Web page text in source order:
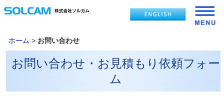
ホーム > お問い合わせ
お問い合わせ・お見積もり依頼フォー
ム